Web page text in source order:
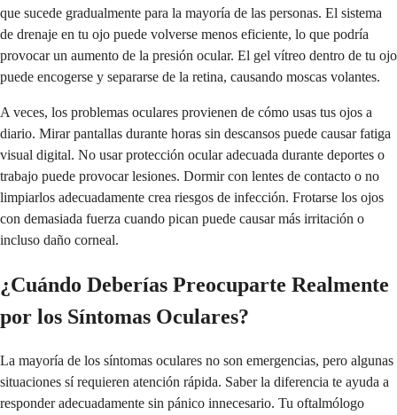
que sucede gradualmente para la mayoría de las personas. El sistema
de drenaje en tu ojo puede volverse menos eficiente, lo que podría
provocar un aumento de la presión ocular. El gel vítreo dentro de tu ojo
puede encogerse y separarse de la retina, causando moscas volantes.
A veces, los problemas oculares provienen de cómo usas tus ojos a
diario. Mirar pantallas durante horas sin descansos puede causar fatiga
visual digital. No usar protección ocular adecuada durante deportes o
trabajo puede provocar lesiones. Dormir con lentes de contacto o no
limpiarlos adecuadamente crea riesgos de infección. Frotarse los ojos
con demasiada fuerza cuando pican puede causar más irritación o
incluso daño corneal.
¿Cuándo Deberías Preocuparte Realmente
por los Síntomas Oculares?
La mayoría de los síntomas oculares no son emergencias, pero algunas
situaciones sí requieren atención rápida. Saber la diferencia te ayuda a
responder adecuadamente sin pánico innecesario. Tu oftalmólogo